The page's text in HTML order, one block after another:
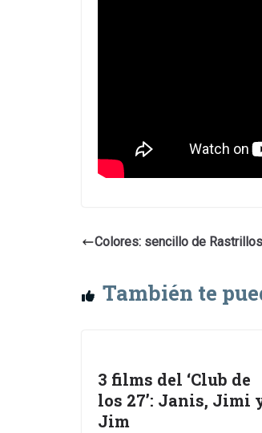
Colores: sencillo de Rastrillos
También te
3 films del ‘Club de
los 27’: Janis, Jimi
Jim